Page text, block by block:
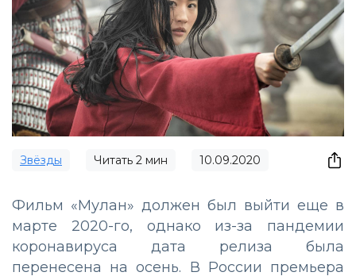
Звёзды Читать 2 мин 10.09.2020
Фильм «Мулан» должен был выйти еще в
марте 2020-го, однако из-за пандемии
коронавируса дата релиза была
перенесена на осень. В России премьера